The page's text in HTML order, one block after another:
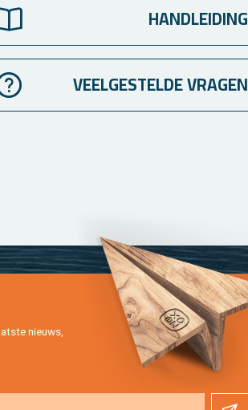
HANDLEIDING
VEELGESTELDE VRAGEN
nieuws,